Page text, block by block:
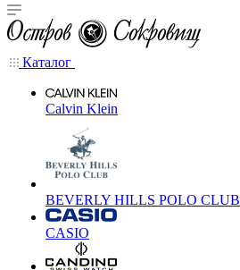
Каталог
Calvin Klein
BEVERLY HILLS POLO CLUB
CASIO